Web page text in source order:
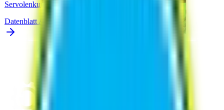
Servolenkungskreislauf
Datenblatt Analysieren